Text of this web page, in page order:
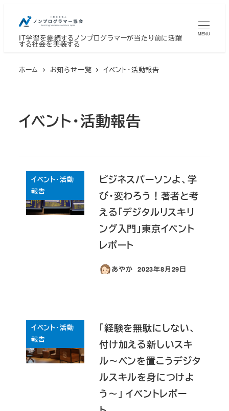
IT学習を継続するノンプログラマーが当たり前に活躍
する社会を実装する
MENU
ホーム お知らせ一覧 イベント・活動報告
イベント・活動報告
イベント・活動
報告
ビジネスパーソンよ、学
び・変わろう！著者と考
える「デジタルリスキリ
ング入門」東京イベント
レポート
あやか
投稿日
2023年8月29日
イベント・活動
報告
「経験を無駄にしない、
付け加える新しいスキ
ル～ペンを置こうデジタ
ルスキルを身につけよ
う～」 イベントレポー